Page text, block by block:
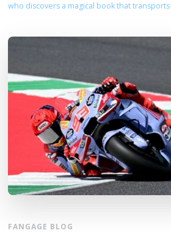
who discovers a magical book that
FANGAGE BLOG